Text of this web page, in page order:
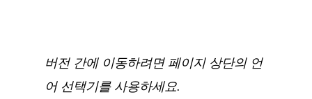
버전 간에 이동하려면 페이지 상단의 언
어 선택기를 사용하세요.